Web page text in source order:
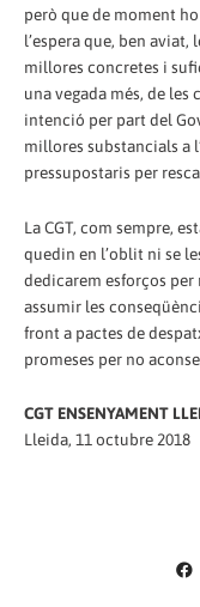
però que de moment
l’espera que, ben
millores concretes i
una vegada més, de les
intenció per part del
millores substancials a
pressupostaris per
La CGT, com sempre,
quedin en l’oblit ni se
dedicarem esforços
assumir les
front a pactes de
promeses per no
CGT ENSENYAMENT
Lleida, 11 octubre 2018